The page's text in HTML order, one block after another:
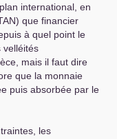
international, en
) que financier
à quel point le
velléités
mais il faut dire
que la monnaie
puis absorbée par le
les